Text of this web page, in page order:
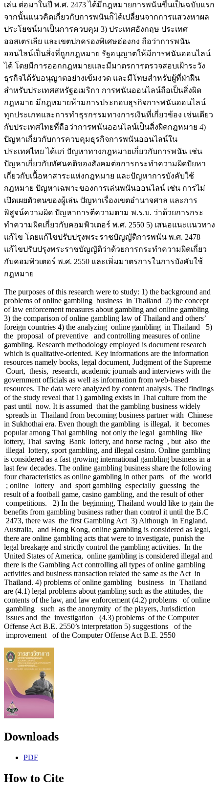
เล่น ต่อมาในปี พ.ศ. 2473 ได้มีกฎหมายการพนันขึ้นเป็นฉบับแรก
จากนั้นแนวคิดเกี่ยวกับการพนันก็ได้เปลี่ยนจากการแสวงหาผล
ประโยชน์มาเป็นการควบคุม 3) ประเทศอังกฤษ ประเทศ
ออสเตรเลีย และเขตปกครองพิเศษฮ่องกง ถือว่าการพนัน
ออนไลน์เป็นสิ่งที่ถูกกฎหมาย รัฐอนุญาตให้มีการพนันออนไลน์
ได้ โดยมีการออกกฎหมายและมีมาตรการตรวจสอบเฝ้าระวัง
ธุรกิจได้รับอนุญาตอย่างเข้มงวด และมีโทษสำหรับผู้ที่ฝ่าฝืน
สำหรับประเทศสหรัฐอเมริกา การพนันออนไลน์ถือเป็นสิ่งผิด
กฎหมาย มีกฎหมายห้ามการประกอบธุรกิจการพนันออนไลน์
ทุกประเภทและการทำธุรกรรมทางการเงินที่เกี่ยวข้อง เช่นเดียว
กับประเทศไทยที่ถือว่าการพนันออนไลน์เป็นสิ่งผิดกฎหมาย 4)
ปัญหาเกี่ยวกับการควบคุมธุรกิจการพนันออนไลน์ใน
ประเทศไทย ได้แก่ ปัญหาทางกฎหมายเกี่ยวกับการพนัน เช่น
ปัญหาเกี่ยวกับทัศนคติของสังคมต่อการกระทำความผิดปัยหา
เกี่ยวกับเนื้อหาสาระแห่งกฎหมาย และปัญหาการบังคับใช้
กฎหมาย ปัญหาเฉพาะของการเล่นพนันออนไลน์ เช่น การไม่
เปิดเผยตัวตนของผู้เล่น ปัญหาเรื่องเขตอำนาจศาล และการ
พิสูจน์ความผิด ปัญหาการตีความตาม พ.ร.บ. ว่าด้วยการกระ
ทำความผิดเกี่ยวกับคอมพิวเตอร์ พ.ศ. 2550 5) เสนอแนะแนวทาง
แก้ไข โดยแก้ไขปรับปรุงพระราชบัญญัติการพนัน พ.ศ. 2478
แก้ไขปรับปรุงพระราชบัญญัติว่าด้วยการกระทำความผิดเกี่ยว
กับคอมพิวเตอร์ พ.ศ. 2550 และเพิ่มมาตรการในการบังคับใช้
กฎหมาย
The purposes of this research were to study: 1) the background and
problems of online gambling business in Thailand 2) the concept
of law enforcement measures about gambling and online gambling
3) the comparison of online gambling law of Thailand and others’
foreign countries 4) the analyzing online gambling in Thailand 5)
the proposal of preventive and controlling measures of online
gambling. Research methodology employed is document research
which is qualitative-oriented. Key informations are the information
resources namely books, legal document, Judgment of the Supreme
Court, thesis, research, academic journals and interviews with the
government officials as well as information from web-based
resources. The data were analyzed by content analysis. The findings
of the study reveal that 1) gambling exists in Thai culture from the
past until now. It is assumed that the gambling business widely
spreads in Thailand from becoming business partner with Chinese
in Sukhothai era. Even though the gambling is illegal, it becomes
popular among Thai gambling not only the legal gambling like
lottery, Thai saving Bank lottery, and horse racing , but also the
illegal lottery, sport gambling, and illegal casino. Online gambling
is considered as a fast growing international gambling business in a
last few decades. The online gambling business share the following
four characteristics as online gambling in other parts of the world
; online lottery and sport gambling especially guessing the
result of a football game, casino gambling, and the result of other
competitions. 2) In the beginning, Thailand would like to gain the
benefits from gambling business rather than control it until the B.C
2473, there was the first Gambling Act 3) Although in England,
Australia, and Hong Kong, online gambling is considered as legal,
there are online gambling acts that were to investigate, punish the
legal breakage and strictly control the gambling activities. In the
United States of America, online gambling is considered illegal and
there is the Gambling Act controlling all types of online gambling
activities and business transaction related the same as the Act in
Thailand. 4) problems of online gambling business in Thailand
are (4.1) legal problems about gambling such as the attitudes, the
contents of the law, and law enforcement (4.2) problems of online
gambling such as the anonymity of the players, Jurisdiction
issues and the investigation (4.3) problems of the Computer
Offense Act B.E. 2550’s interpretation 5) suggestions of the
improvement of the Computer Offense Act B.E. 2550
Downloads
PDF
How to Cite